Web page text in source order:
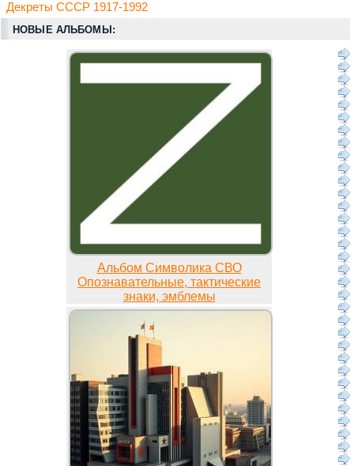
Декреты СССР 1917-1992
НОВЫЕ АЛЬБОМЫ:
Альбом Символика СВО
Опознавательные, тактические
знаки, эмблемы